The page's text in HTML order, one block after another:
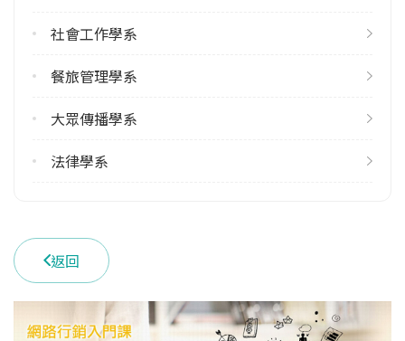
1
學系電話
新竹市香山區玄奘路48號
社會工作學系
餐旅管理學系
大眾傳播學系
法律學系
返回